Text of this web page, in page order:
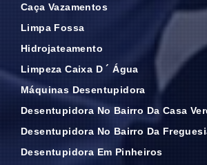
Caça Vazamentos
Limpa Fossa
Hidrojateamento
Limpeza Caixa D ´ Água
Máquinas Desentupidora
Desentupidora No Bairro Da Casa
Desentupidora No Bairro Da
Desentupidora Em Pinheiros